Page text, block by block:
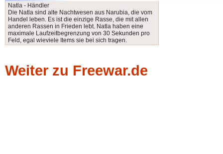
Natla - Händler
Die Natla sind alte Nachtwesen aus Narubia, die vom
Handel leben. Es ist die einzige Rasse, die mit allen
anderen Rassen in Frieden lebt. Natla haben eine
maximale Laufzeitbegrenzung von 30 Sekunden pro
Feld, egal wieviele Items sie bei sich tragen.
Weiter zu Freewar.de